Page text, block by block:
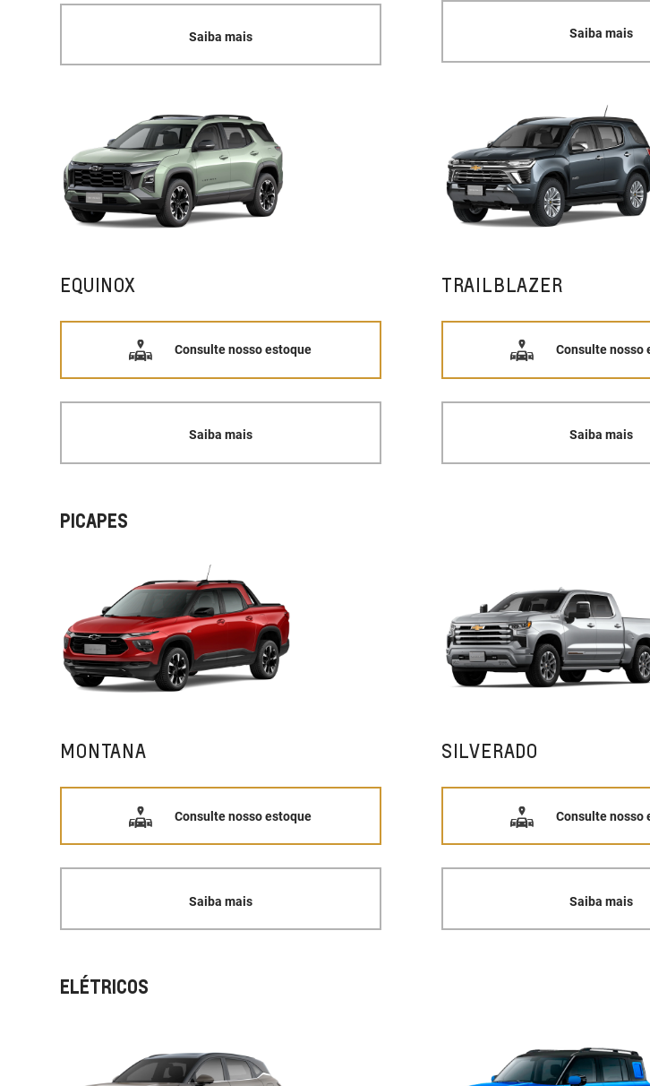
Saiba mais Saiba mais
EQUINOX
Consulte nosso estoque
Saiba mais
TRAILBLAZER
Consulte nosso
Saiba mais
PICAPES
MONTANA
Consulte nosso estoque
Saiba mais
SILVERADO
Consulte nosso
Saiba mais
ELÉTRICOS